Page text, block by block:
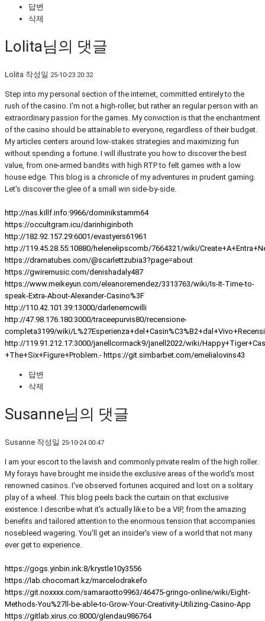
답변
삭제
Lolita님의 댓글
Lolita 작성일 25-10-23 20:32
Step into my personal section of the internet, committed entirely to the
rush of the casino. I'm not a high-roller, but rather an regular person with an
extraordinary passion for the games. My conviction is that the enchantment
of the casino should be attainable to everyone, regardless of their budget.
My articles centers around low-stakes strategies and maximizing fun
without spending a fortune. I will illustrate you how to discover the best
value, from one-armed bandits with high RTP to felt games with a low
house edge. This blog is a chronicle of my adventures in prudent gaming.
Let's discover the glee of a small win side-by-side.
http://nas.killf.info:9966/dominikstamm64
https://occultgram.icu/darinhiginboth
http://182.92.157.29:6001/evastyers61961
http://119.45.28.55:10880/helenelipscomb/7664321/wiki/
https://dramatubes.com/@scarlettzubia3?page=about
https://gwiremusic.com/denishadaly487
https://www.meikeyun.com/eleanoremendez/3313763/wiki/Is-It-Time-to-
speak-Extra-About-Alexander-Casino%3F
http://110.42.101.39:13000/darlenemcwilli
http://47.98.176.180:3000/traceepurvis80/recensione-
completa3199/wiki/
http://119.91.212.17:3000/janellcormack9/janell2022/wiki/
+The+Six+Figure+Problem.- https://git.simbarbet.com/emelialovins43
답변
삭제
Susanne님의 댓글
Susanne 작성일 25-10-24 00:47
I am your escort to the lavish and commonly private realm of the high roller.
My forays have brought me inside the exclusive areas of the world's most
renowned casinos. I've observed fortunes acquired and lost on a solitary
play of a wheel. This blog peels back the curtain on that exclusive
existence. I describe what it's actually like to be a VIP, from the amazing
benefits and tailored attention to the enormous tension that accompanies
nosebleed wagering. You'll get an insider's view of a world that not many
ever get to experience.
https://gogs.yinbin.ink:8/krystle10y3556
https://lab.chocomart.kz/marcelodrakefo
https://git.noxxxx.com/samaraotto9963/46475-gringo-online/wiki/Eight-
Methods-You%27ll-be-able-to-Grow-Your-Creativity-Utilizing-Casino-App
https://gitlab.xirus.co:8000/glendau986764